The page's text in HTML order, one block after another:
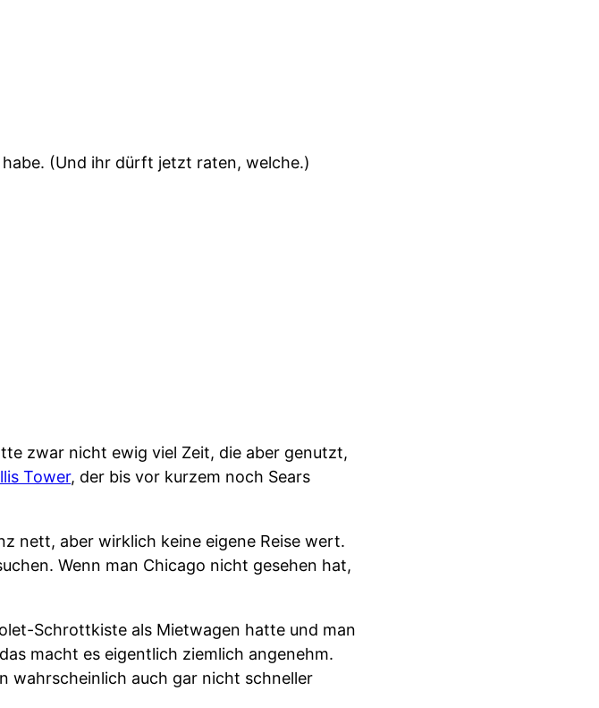
(Und ihr dürft jetzt raten, welche.)
zwar nicht ewig viel Zeit, die aber genutzt,
Tower, der bis vor kurzem noch Sears
nett, aber wirklich keine eigene Reise wert.
Wenn man Chicago nicht gesehen hat,
Schrottkiste als Mietwagen hatte und man
macht es eigentlich ziemlich angenehm.
wahrscheinlich auch gar nicht schneller